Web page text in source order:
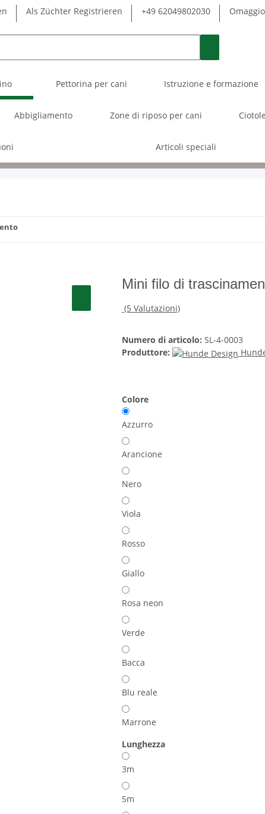
Als Züchter Registrieren +49 62049802030 Omaggio
Pettorina per cani Istruzione e formazione
Abbigliamento Zone di riposo per cani
Articoli speciali
Mini filo di
(5 Valutazioni)
Numero di articolo: SL-4-0003
Produttore:
Colore
Azzurro
Arancione
Nero
Viola
Rosso
Giallo
Rosa neon
Verde
Bacca
Blu reale
Marrone
Lunghezza
3m
5m